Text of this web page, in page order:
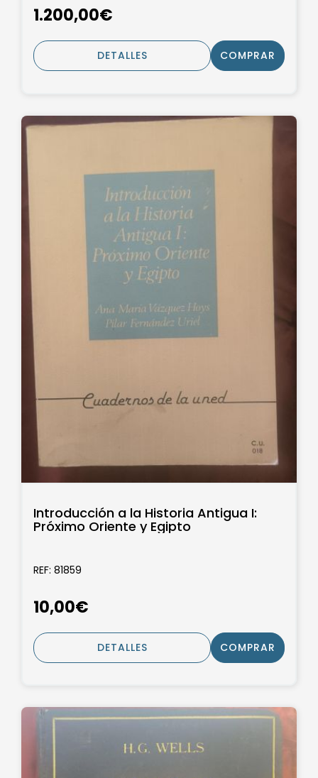
1.200,00€
DETALLES COMPRAR
Introducción a la Historia Antigua I:
Próximo Oriente y Egipto
REF: 81859
10,00€
DETALLES COMPRAR